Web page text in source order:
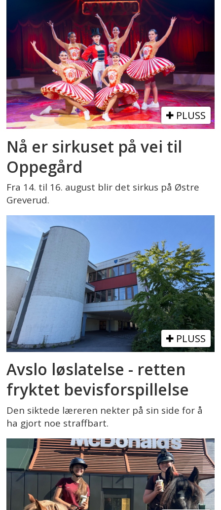
PLUSS
Nå er sirkuset på vei til
Oppegård
Fra 14. til 16. august blir det sirkus på Østre
Greverud.
PLUSS
Avslo løslatelse - retten
fryktet bevisforspillelse
Den siktede læreren nekter på sin side for å
ha gjort noe straffbart.